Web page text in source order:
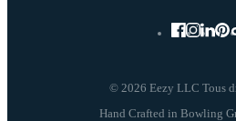
© 2026 Eezy LLC Tous